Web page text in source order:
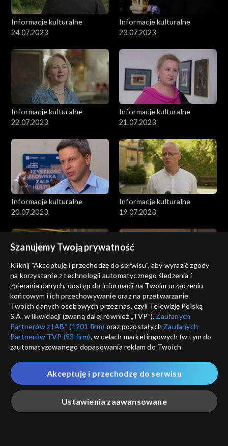
Informacje kulturalne
24.07.2023
Informacje kulturalne
23.07.2023
Informacje kulturalne
22.07.2023
Informacje kulturalne
21.07.2023
Informacje kulturalne
20.07.2023
Informacje kulturalne
19.07.2023
Informacje kulturalne
18.07.2023
Informacje kulturalne
17.07.2023
Informacje kulturalne
16.07.2023
Informacje kulturalne
15.07.2023
Szanujemy Twoją prywatność
Kliknij "Akceptuję i przechodzę do serwisu", aby wyrazić zgody
na korzystanie z technologii automatycznego śledzenia i
zbierania danych, dostęp do informacji na Twoim urządzeniu
końcowym i ich przechowywanie oraz na przetwarzanie
Twoich danych osobowych przez nas, czyli Telewizję Polską
S.A. w likwidacji (zwaną dalej również „TVP”), Zaufanych
Partnerów z IAB* (1201 firm) oraz pozostałych Zaufanych
Partnerów TVP (93 firm), w celach marketingowych (w tym do
zautomatyzowanego dopasowania reklam do Twoich
które wskazujemy poniżej, a także zgody na udostępnianie
przez nas identyfikatora PPID do Google.
Twoje dane osobowe zbierane podczas odwiedzania przez
Ciebie naszych
poszczególnych serwisówzwanych dalej
„Portalem”, w tym informacje zapisywane za pomocą
Ustawienia zaawansowane
Akceptuję i przechodzę do serwisu